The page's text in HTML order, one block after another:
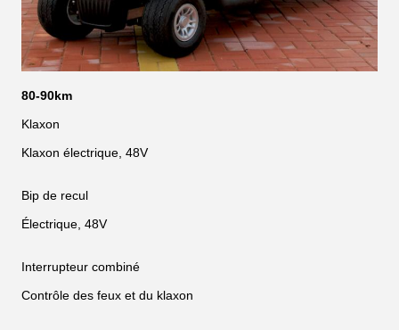
80-90km
Klaxon
Klaxon électrique, 48V
Bip de recul
Électrique, 48V
Interrupteur combiné
Contrôle des feux et du klaxon